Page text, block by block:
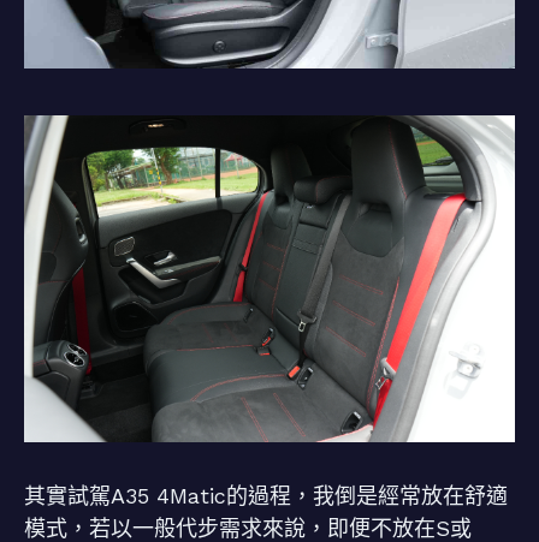
其實試駕A35 4Matic的過程，我倒是經常放在舒適
模式，若以一般代步需求來說，即便不放在S或